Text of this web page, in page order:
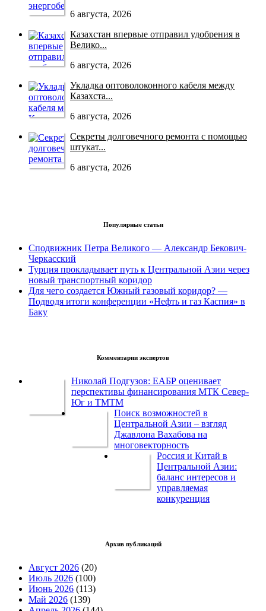
6 августа, 2026
Казахстан впервые отправил удобрения в
Велико...
6 августа, 2026
Укладка оптоволоконного кабеля между
Казахста...
6 августа, 2026
Секреты долговечного ремонта с помощью
штукат...
6 августа, 2026
Популярные статьи
Сподвижник Петра Великого — Александр Бекович-
Черкасский
Турция прокладывает путь к Центральной Азии через
новый транспортный коридор
Для чего создается Южный газовый коридор? —
Подводя итоги конференции «Нефть и газ Каспия» в
Баку
Комментарии экспертов
Николай Подгузов: ЕАБР оценивает
перспективы финансирования МТК Север-
Юг и ТМТМ
Поиск возможностей в
Центральной Азии – взгляд
Джавлона Вахабова на
многовекторность
Россия и Китай в
Центральной Азии:
баланс интересов и
управляемая
конкуренция
Архив публикаций
Август 2026 (20)
Июль 2026 (100)
Июнь 2026 (113)
Май 2026 (139)